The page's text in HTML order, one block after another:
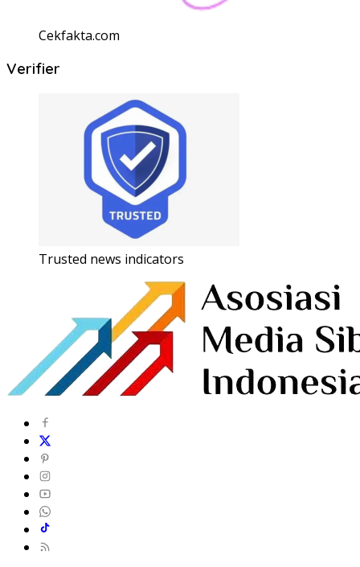
Cekfakta.com
Verifier
Trusted news indicators